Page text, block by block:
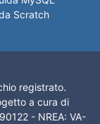
Scratch
registrato.
a cura di
- NREA: VA-